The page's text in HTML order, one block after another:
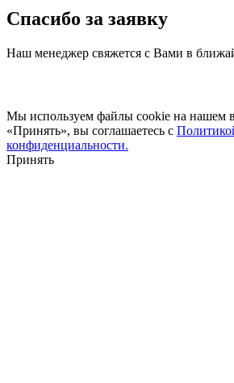
Спасибо за заявку
Наш менеджер свяжется с Вами в
Мы используем файлы cookie на нашем
«Принять», вы соглашаетесь с
конфиденциальности.
Принять